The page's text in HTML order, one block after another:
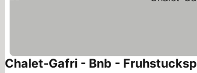
Chalet-Gafri - Bnb -